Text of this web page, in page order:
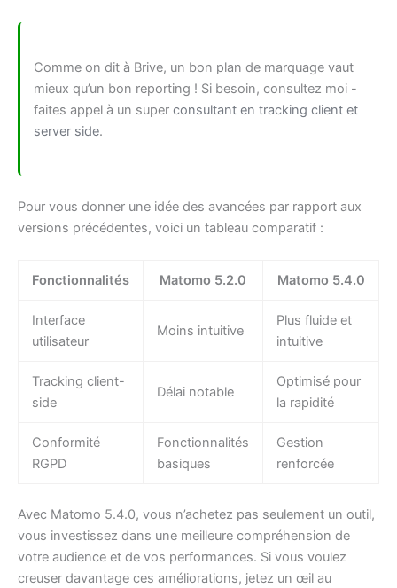
Comme on dit à Brive, un bon plan de marquage vaut
mieux qu’un bon reporting ! Si besoin, consultez moi -
faites appel à un super consultant en tracking client et
server side.
Pour vous donner une idée des avancées par rapport aux
versions précédentes, voici un tableau comparatif :
Fonctionnalités Matomo 5.2.0 Matomo 5.4.0
Interface
utilisateur
Moins intuitive
Plus fluide et
intuitive
Tracking client-
side
Délai notable
Optimisé pour
la rapidité
Conformité
RGPD
Fonctionnalités
basiques
Gestion
renforcée
Avec Matomo 5.4.0, vous n’achetez pas seulement un outil,
vous investissez dans une meilleure compréhension de
votre audience et de vos performances. Si vous voulez
creuser davantage ces améliorations, jetez un œil au